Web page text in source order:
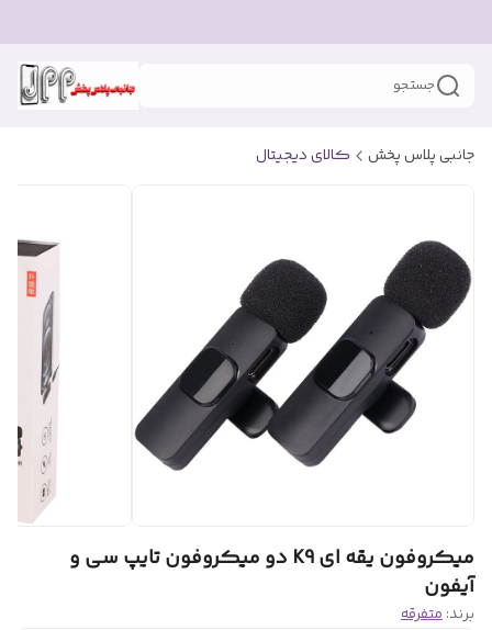
جستجو
جانبی پلاس پخش کالای دیجیتال
میکروفون یقه ای K9 دو میکروفون تایپ سی و
آیفون
برند:متفرقه